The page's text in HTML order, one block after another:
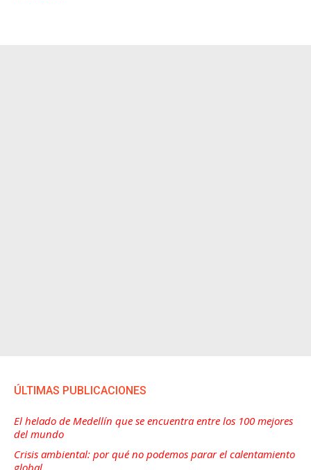
ÚLTIMAS PUBLICACIONES
El helado de Medellín que se encuentra entre los 100 mejores
del mundo
Crisis ambiental: por qué no podemos parar el calentamiento